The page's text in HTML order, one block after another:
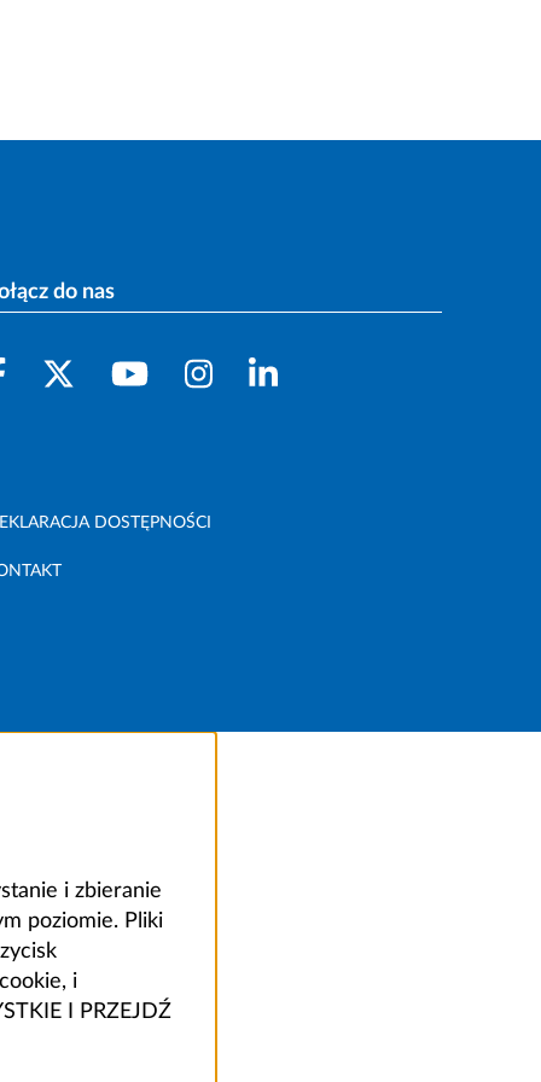
do nas
DOSTĘPNOŚCI
i zbieranie
poziomie. Pliki
i
I PRZEJDŹ